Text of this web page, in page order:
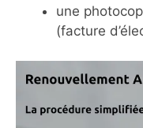
une
(facture